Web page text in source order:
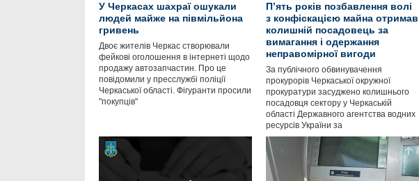
У Черкасах шахраї ошукали
людей майже на півмільйона
гривень
Двоє жителів Черкас створювали
фейкові оголошення в інтернеті щодо
продажу автозапчастин. Про це
повідомили у пресслужбі поліції
Черкаської області. Фігуранти просили
"покупців"
П’ять років позбавлення волі
з конфіскацією майна отримав
колишній посадовець за
вимагання і одержання
неправомірної вигоди
За публічного обвинувачення
прокурорів Черкаської окружної
прокуратури засуджено колишнього
посадовця сектору у Черкаській
області Державного агентства водних
ресурсів України за